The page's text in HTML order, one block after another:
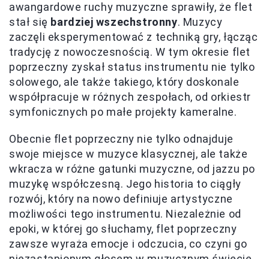
awangardowe ruchy muzyczne sprawiły, że flet
stał się bardziej wszechstronny. Muzycy
zaczęli eksperymentować z techniką gry, łącząc
tradycję z nowoczesnością. W tym okresie flet
poprzeczny zyskał status instrumentu nie tylko
solowego, ale także takiego, który doskonale
współpracuje w różnych zespołach, od orkiestr
symfonicznych po małe projekty kameralne.
Obecnie flet poprzeczny nie tylko odnajduje
swoje miejsce w muzyce klasycznej, ale także
wkracza w różne gatunki muzyczne, od jazzu po
muzykę współczesną. Jego historia to ciągły
rozwój, który na nowo definiuje artystyczne
możliwości tego instrumentu. Niezależnie od
epoki, w której go słuchamy, flet poprzeczny
zawsze wyraża emocje i odczucia, co czyni go